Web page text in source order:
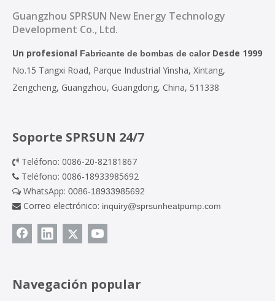
Guangzhou SPRSUN New Energy Technology
Development Co., Ltd.
Un profesional Fabricante de bombas de calorDesde 1999
No.15 Tangxi Road, Parque Industrial Yinsha, Xintang,
Zengcheng, Guangzhou, Guangdong, China, 511338
Soporte SPRSUN 24/7
 Teléfono: 0086-20-82181867
 Teléfono: 0086-18933985692
 WhatsApp: 0086-18933985692
 Correo electrónico: inquiry@sprsunheatpump.com
Navegación popular